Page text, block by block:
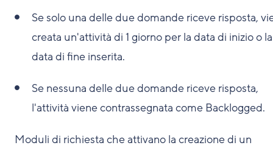
Se solo una delle due domande riceve risposta,
creata un'attività di 1 giorno per la data di inizio o la
data di fine inserita.
Se nessuna delle due domande riceve risposta,
l'attività viene contrassegnata come Backlogged.
Moduli di richiesta che attivano la creazione di un